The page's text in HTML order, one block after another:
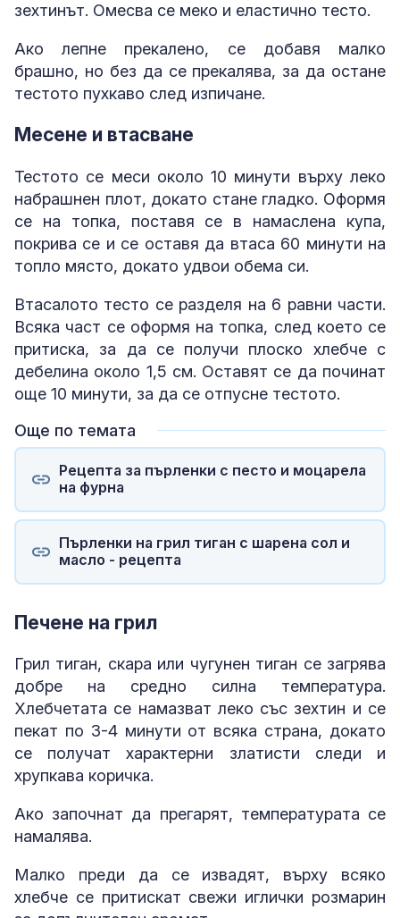
зехтинът. Омесва се меко и еластично тесто.
Ако лепне прекалено, се добавя малко
брашно, но без да се прекалява, за да остане
тестото пухкаво след изпичане.
Месене и втасване
Тестото се меси около 10 минути върху леко
набрашнен плот, докато стане гладко. Оформя
се на топка, поставя се в намаслена купа,
покрива се и се оставя да втаса 60 минути на
топло място, докато удвои обема си.
Втасалото тесто се разделя на 6 равни части.
Всяка част се оформя на топка, след което се
притиска, за да се получи плоско хлебче с
дебелина около 1,5 см. Оставят се да починат
още 10 минути, за да се отпусне тестото.
Още по темата
Рецепта за пърленки с песто и моцарела
на фурна
Пърленки на грил тиган с шарена сол и
масло - рецепта
Печене на грил
Грил тиган, скара или чугунен тиган се загрява
добре на средно силна температура.
Хлебчетата се намазват леко със зехтин и се
пекат по 3-4 минути от всяка страна, докато
се получат характерни златисти следи и
хрупкава коричка.
Ако започнат да прегарят, температурата се
намалява.
Малко преди да се извадят, върху всяко
хлебче се притискат свежи иглички розмарин